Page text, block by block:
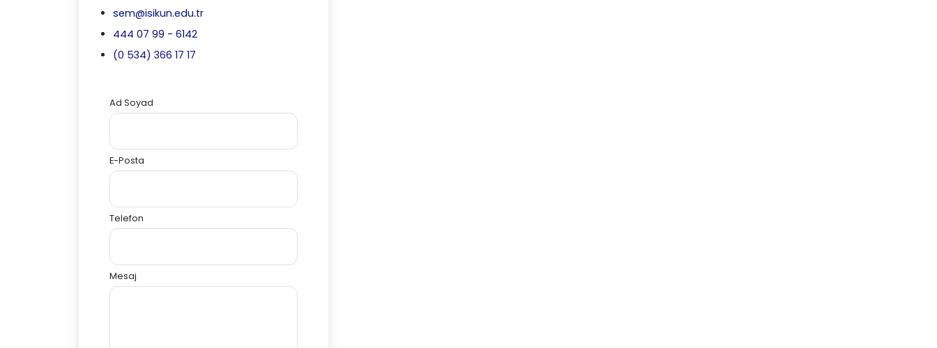
sem@isikun.edu.tr
444 07 99 - 6142
(0 534) 366 17 17
Ad Soyad
E-Posta
Telefon
Mesaj